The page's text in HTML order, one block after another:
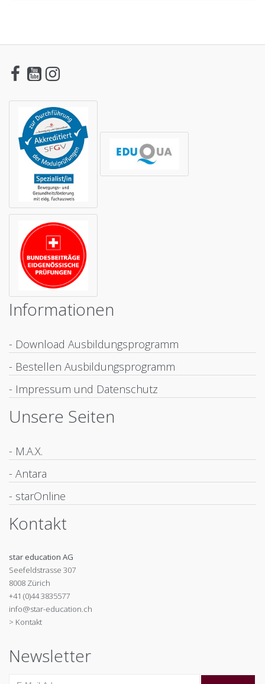
Informationen
- Download Ausbildungsprogramm
- Bestellen Ausbildungsprogramm
- Impressum und Datenschutz
Unsere Seiten
- M.A.X.
- Antara
- starOnline
Kontakt
star education AG
Seefeldstrasse 307
8008 Zürich
+41 (0)44 3835577
info@star-education.ch
> Kontakt
Newsletter